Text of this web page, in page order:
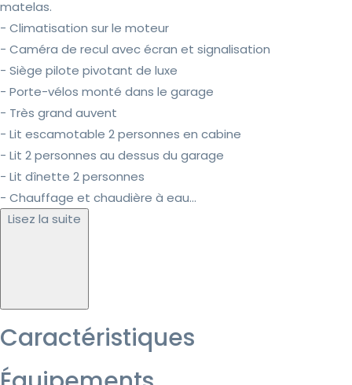
matelas.
- Climatisation sur le moteur
- Caméra de recul avec écran et signalisation
- Siège pilote pivotant de luxe
- Porte-vélos monté dans le garage
- Très grand auvent
- Lit escamotable 2 personnes en cabine
- Lit 2 personnes au dessus du garage
- Lit dînette 2 personnes
- Chauffage et chaudière à eau...
Lisez la suite
Caractéristiques